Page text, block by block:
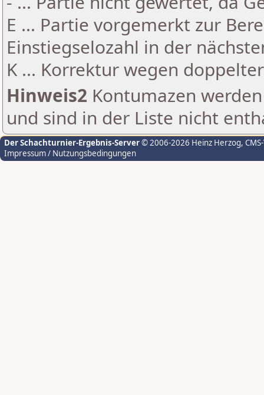
E ... Partie vorgemerkt zur
Einstiegselozahl in der
K ... Korrektur wegen
Hinweis2 Kontumazen
und sind in der Liste nicht
Der Schachturnier-Ergebnis-Server© 2006-2026 Heinz Herzog,
Impressum / Nutzungsbedingungen